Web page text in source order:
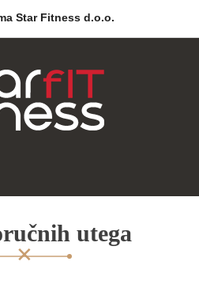
Star Fitness d.o.o.
utega